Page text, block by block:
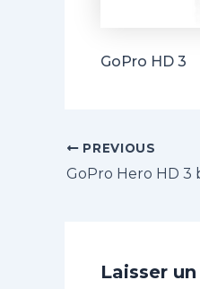
GoPro HD 3
PREVIOUS
GoPro Hero HD 3
Laisser